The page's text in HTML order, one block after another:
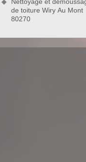
d’un
guide pour trouver le
dans la zone de Wiry
de toiture Wiry Au Mont